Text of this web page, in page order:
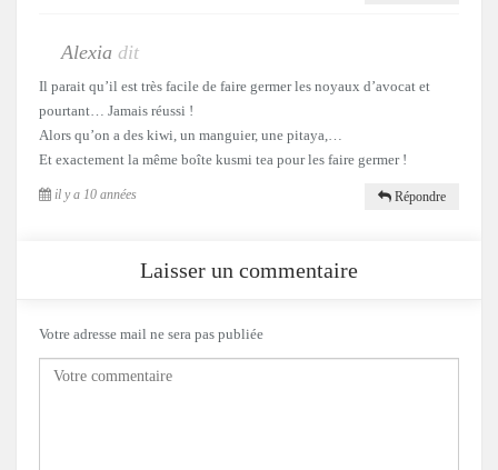
Alexia dit
Il parait qu’il est très facile de faire germer les noyaux d’avocat et
pourtant… Jamais réussi !
Alors qu’on a des kiwi, un manguier, une pitaya,…
Et exactement la même boîte kusmi tea pour les faire germer !
il y a 10 années Répondre
Laisser un commentaire
Votre adresse mail ne sera pas publiée